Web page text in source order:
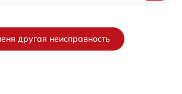
другая неисправность